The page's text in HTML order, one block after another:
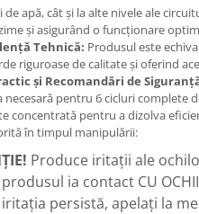
de apă, cât și la alte nivele ale
și asigurând o funcționare
Tehnică: Produsul este
riguroase de calitate și oferind
și Recomandări de
pentru 6 cicluri complete
concentrată pentru a dizolva
în timpul manipulării:
Produce iritații ale
ia contact CU
persistă, apelați la